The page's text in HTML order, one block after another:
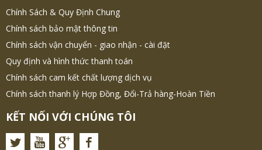
Chính Sách & Quy Định Chung
Chính sách bảo mật thông tin
Chính sách vận chuyển - giao nhận - cài đặt
Quy định và hình thức thanh toán
Chính sách cam kết chất lượng dịch vụ
Chính sách thanh lý Hợp Đồng, Đổi-Trả hàng-Hoàn Tiền
KẾT NỐI VỚI CHÚNG TÔI